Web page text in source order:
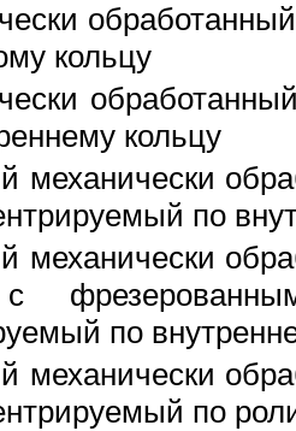
кольцу
кольцу
механически
по
механически
по
механически
по